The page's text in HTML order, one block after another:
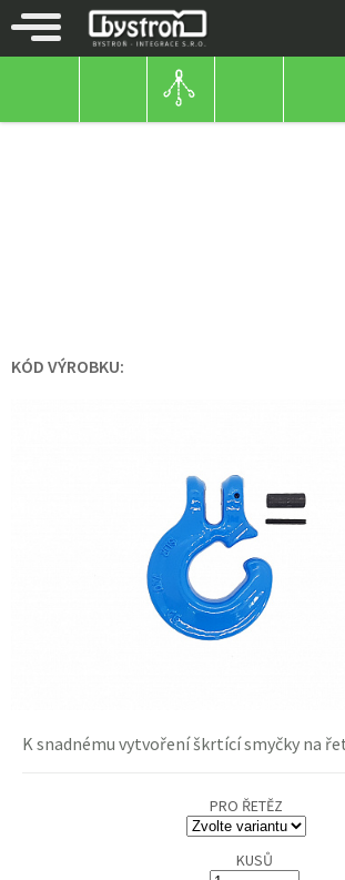
KÓD VÝROBKU:
K snadnému vytvoření škrtící smyčky na
PRO ŘETĚZ
KUSŮ